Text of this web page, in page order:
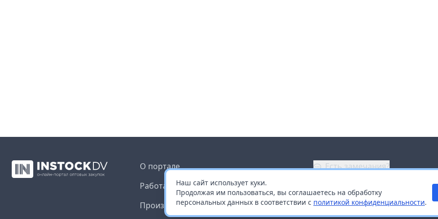
Наш сайт использует куки.
Продолжая им пользоваться, вы соглашаетесь на обработку
персональных данных в соответствии с политикой конфиденциальности.
О портале
Работа с платформой
Производителям и дистрибьюторам
Есть замечания?
Заказать звонок